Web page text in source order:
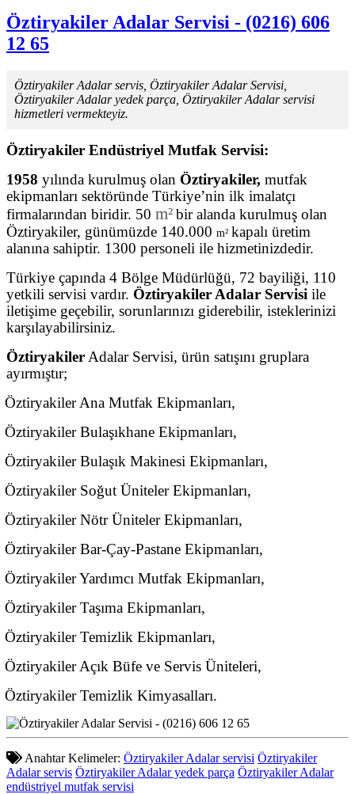
Öztiryakiler Adalar Servisi - (0216) 606
12 65
Öztiryakiler Adalar servis, Öztiryakiler Adalar Servisi,
Öztiryakiler Adalar yedek parça, Öztiryakiler Adalar servisi
hizmetleri vermekteyiz.
Öztiryakiler Endüstriyel Mutfak Servisi:
1958 yılında kurulmuş olan Öztiryakiler, mutfak
ekipmanları sektöründe Türkiye’nin ilk imalatçı
firmalarından biridir. 50 m²bir alanda kurulmuş olan
Öztiryakiler, günümüzde 140.000 m² kapalı üretim
alanına sahiptir. 1300 personeli ile hizmetinizdedir.
Türkiye çapında 4 Bölge Müdürlüğü, 72 bayiliği, 110
yetkili servisi vardır. Öztiryakiler Adalar Servisi ile
iletişime geçebilir, sorunlarınızı giderebilir, isteklerinizi
karşılayabilirsiniz.
Öztiryakiler Adalar Servisi, ürün satışını gruplara
ayırmıştır;
Öztiryakiler Ana Mutfak Ekipmanları,
Öztiryakiler Bulaşıkhane Ekipmanları,
Öztiryakiler Bulaşık Makinesi Ekipmanları,
Öztiryakiler Soğut Üniteler Ekipmanları,
Öztiryakiler Nötr Üniteler Ekipmanları,
Öztiryakiler Bar-Çay-Pastane Ekipmanları,
Öztiryakiler Yardımcı Mutfak Ekipmanları,
Öztiryakiler Taşıma Ekipmanları,
Öztiryakiler Temizlik Ekipmanları,
Öztiryakiler Açık Büfe ve Servis Üniteleri,
Öztiryakiler Temizlik Kimyasalları.
Anahtar Kelimeler: Öztiryakiler Adalar servisi Öztiryakiler
Adalar servis Öztiryakiler Adalar yedek parça Öztiryakiler Adalar
endüstriyel mutfak servisi